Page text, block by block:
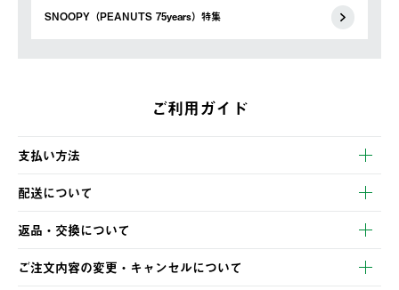
SNOOPY（PEANUTS 75years）特集
ご利用ガイド
支払い方法
以下のいずれかの方法でお支払いいただけます。
・クレジットカード決済
・コンビニ決済
・Pay-easy決済
配送について
【発送スケジュール】
ご注文・ご入金完了より2営業日以内に商品を発送いたします。
土日祝の発送はございませんので、木曜日以降のご注文は週明け
の発送となる場合がございます。
返品・交換について
※お客様都合の場合
ご注文内容の変更・キャンセルについて